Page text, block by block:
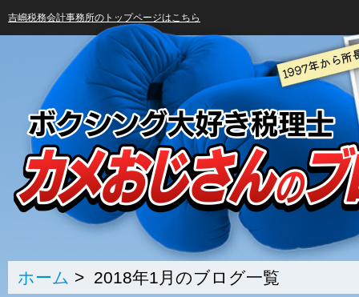
吉嶋税務会計事務所のトップページはこちら
ホーム > 2018年1月のブログ一覧